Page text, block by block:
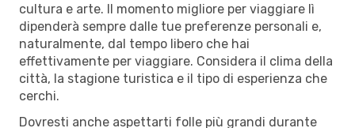
cultura e arte. Il momento migliore per viaggiare lì
dipenderà sempre dalle tue preferenze personali e,
naturalmente, dal tempo libero che hai
effettivamente per viaggiare. Considera il clima della
città, la stagione turistica e il tipo di esperienza che
cerchi.
Dovresti anche aspettarti folle più grandi durante